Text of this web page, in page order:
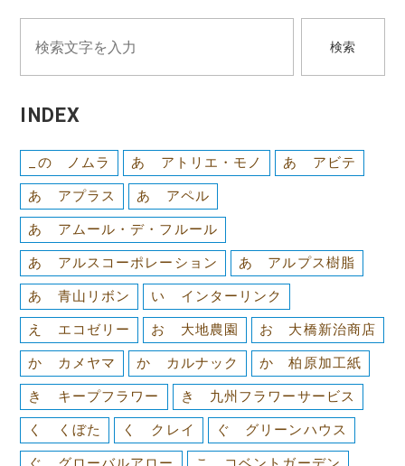
検索
INDEX
_の ノムラ あ アトリエ・モノ あ アビテ
あ アプラス あ アペル
あ アムール・デ・フルール
あ アルスコーポレーション あ アルプス樹脂
あ 青山リボン い インターリンク
え エコゼリー お 大地農園 お 大橋新治商店
か カメヤマ か カルナック か 柏原加工紙
き キープフラワー き 九州フラワーサービス
く くぼた く クレイ ぐ グリーンハウス